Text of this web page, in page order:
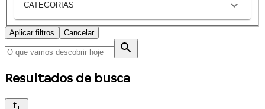
CATEGORIAS
Aplicar filtros Cancelar
Resultados de busca